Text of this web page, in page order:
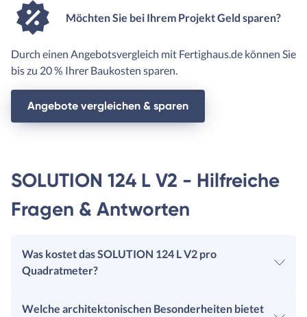
Möchten Sie bei Ihrem Projekt Geld sparen?
Durch einen Angebotsvergleich mit Fertighaus.de können Sie
bis zu 20 % Ihrer Baukosten sparen.
Angebote vergleichen & sparen
SOLUTION 124 L V2 - Hilfreiche
Fragen & Antworten
Was kostet das SOLUTION 124 L V2 pro
Quadratmeter?
Welche architektonischen Besonderheiten bietet